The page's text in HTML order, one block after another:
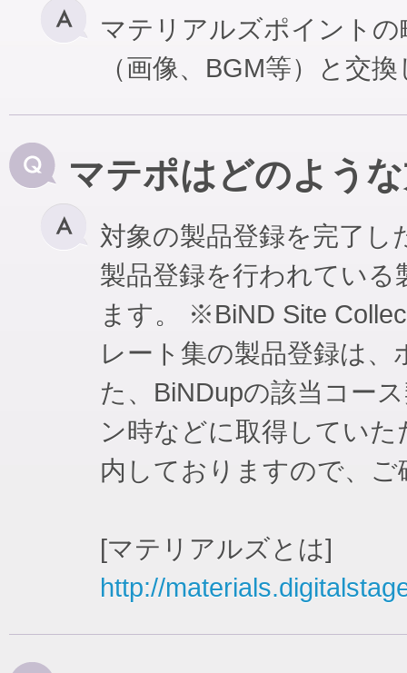
マテリアルズポイント
（画像、BGM等）と交
マテポはどのよう
対象の製品登録を完了
製品登録を行われてい
ます。 ※BiND Site
レート集の製品登録は
た、BiNDupの該当コー
ン時などに取得してい
内しておりますので、
[マテリアルズとは]
http://